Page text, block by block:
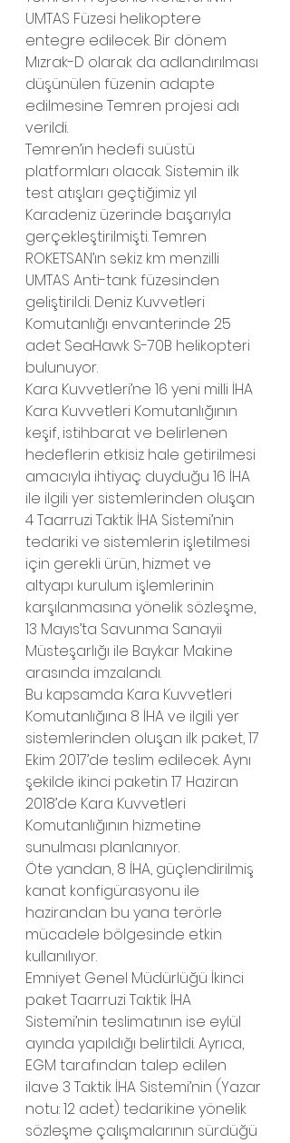
UMTAS Füzesi helikoptere
entegre edilecek. Bir dönem
Mızrak-D olarak da adlandırılması
düşünülen füzenin adapte
edilmesine Temren projesi adı
verildi.
Temren’in hedefi suüstü
platformları olacak. Sistemin ilk
test atışları geçtiğimiz yıl
Karadeniz üzerinde başarıyla
gerçekleştirilmişti. Temren
ROKETSAN’ın sekiz km menzilli
UMTAS Anti-tank füzesinden
geliştirildi. Deniz Kuvvetleri
Komutanlığı envanterinde 25
adet SeaHawk S-70B helikopteri
bulunuyor.
Kara Kuvvetleri’ne 16 yeni milli İHA
Kara Kuvvetleri Komutanlığının
keşif, istihbarat ve belirlenen
hedeflerin etkisiz hale getirilmesi
amacıyla ihtiyaç duyduğu 16 İHA
ile ilgili yer sistemlerinden oluşan
4 Taarruzi Taktik İHA Sistemi’nin
tedariki ve sistemlerin işletilmesi
için gerekli ürün, hizmet ve
altyapı kurulum işlemlerinin
karşılanmasına yönelik sözleşme,
13 Mayıs’ta Savunma Sanayii
Müsteşarlığı ile Baykar Makine
arasında imzalandı.
Bu kapsamda Kara Kuvvetleri
Komutanlığına 8 İHA ve ilgili yer
sistemlerinden oluşan ilk paket, 17
Ekim 2017’de teslim edilecek. Aynı
şekilde ikinci paketin 17 Haziran
2018’de Kara Kuvvetleri
Komutanlığının hizmetine
sunulması planlanıyor.
Öte yandan, 8 İHA, güçlendirilmiş
kanat konfigürasyonu ile
hazirandan bu yana terörle
mücadele bölgesinde etkin
kullanılıyor.
Emniyet Genel Müdürlüğü İkinci
paket Taarruzi Taktik İHA
Sistemi’nin teslimatının ise eylül
ayında yapıldığı belirtildi. Ayrıca,
EGM tarafından talep edilen
ilave 3 Taktik İHA Sistemi’nin (Yazar
notu: 12 adet) tedarikine yönelik
sözleşme çalışmalarının sürdüğü